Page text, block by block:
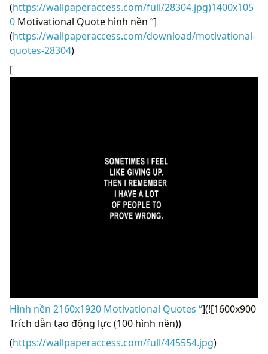
(https://wallpaperaccess.com/full/28304.jpg)1400x105
0 Motivational Quote hình nền “]
(https://wallpaperaccess.com/download/motivational-
quotes-28304)
[
Hình nền 2160x1920 Motivational Quotes “](![1600x900
Trích dẫn tạo động lực (100 hình nền))
(https://wallpaperaccess.com/full/445554.jpg)